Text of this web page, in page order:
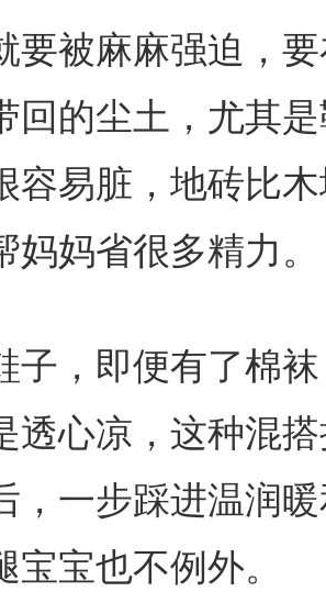
要被麻麻强迫，
回的尘土，尤其
容易脏，地砖比
妈妈省很多精力。
子，即便有了棉
透心凉，这种混
，一步踩进温润
宝宝也不例外。